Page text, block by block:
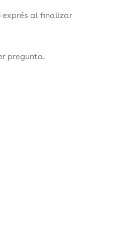
exprés al finalizar
pregunta.